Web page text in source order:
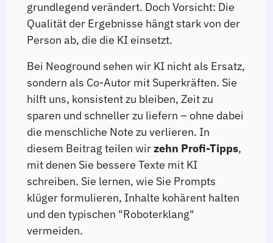
grundlegend verändert. Doch Vorsicht: Die
Qualität der Ergebnisse hängt stark von der
Person ab, die die KI einsetzt.
Bei Neoground sehen wir KI nicht als Ersatz,
sondern als Co-Autor mit Superkräften. Sie
hilft uns, konsistent zu bleiben, Zeit zu
sparen und schneller zu liefern – ohne dabei
die menschliche Note zu verlieren. In
diesem Beitrag teilen wirzehn Profi-Tipps,
mit denen Sie bessere Texte mit KI
schreiben. Sie lernen, wie Sie Prompts
klüger formulieren, Inhalte kohärent halten
und den typischen "Roboterklang"
vermeiden.